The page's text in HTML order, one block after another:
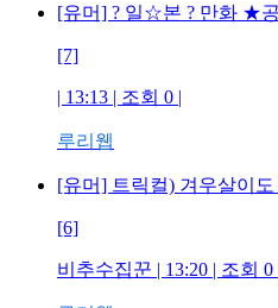
[유머] ? 일☆본 ? 만화 ★
[7]
| 13:13 | 조회 0 |
루리웹
[유머] 트릭컬) 겨우살이
[6]
비추수집꾼 | 13:20 | 조회 0